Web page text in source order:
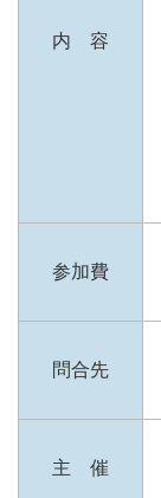
内 容
参加費
問合先
主 催